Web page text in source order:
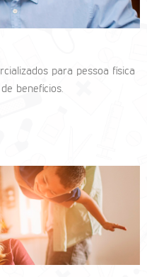
para pessoa física
benefícios.